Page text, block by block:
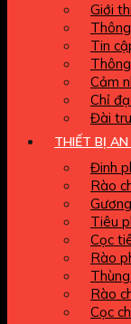
Giới
Tin
Cảm
Chỉ
Đài
THIẾT BỊ
Đinh
Rào
Tiêu
Cọc
Rào
Rào
Cọc